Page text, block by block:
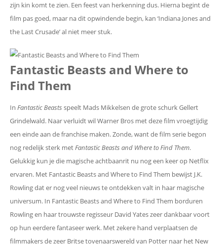
zijn kin komt te zien. Een feest van herkenning dus. Hierna begint de
film pas goed, maar na dit opwindende begin, kan ‘Indiana Jones and
the Last Crusade’ al niet meer stuk.
Fantastic Beasts and Where to
Find Them
In Fantastic Beasts speelt Mads Mikkelsen de grote schurk Gellert
Grindelwald. Naar verluidt wil Warner Bros met deze film vroegtijdig
een einde aan de franchise maken. Zonde, want de film serie begon
nog redelijk sterk metFantastic Beasts and Where to Find Them.
Gelukkig kun je die magische achtbaanrit nu nog een keer op Netflix
ervaren. Met Fantastic Beasts and Where to Find Them bewijst J.K.
Rowling dat er nog veel nieuws te ontdekken valt in haar magische
universum. In Fantastic Beasts and Where to Find Them borduren
Rowling en haar trouwste regisseur David Yates zeer dankbaar voort
op hun eerdere fantaseer werk. Met zekere hand verplaatsen de
filmmakers de zeer Britse tovenaarswereld van Potter naar het New